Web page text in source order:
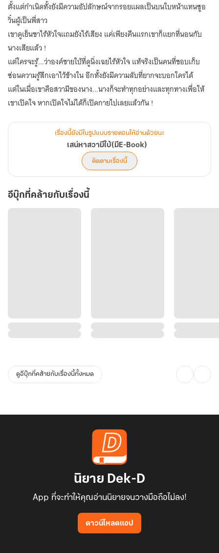
ตั้งแต่กำเนิดทั้งยังมีความอัปลักษณ์จากรอยแผลเป็นบนใบหน้าแทนซูอ
วิ๋นผู้เป็นพี่สาว
เขาดูเย็นชาไร้หัวใจแถมยังไร้เสียง แค่เพียงคืนแรกเขาก็แยกที่นอนกับ
นางเสียแล้ว !
แต่ใครจะรู้...ว่าองค์ชายใบ้ที่ดูนิ่งเฉยไร้หัวใจ แท้จริงเป็นคนที่ชอบเก็บ
ซ่อนความรู้สึกเอาไว้ข้างใน อีกทั้งยังมีความลับที่ยากจะบอกใครได้
แต่ในเมื่อเขาคือสวามีของนาง...นางก็จะทำทุกอย่างและทุกทางเพื่อให้
เรื่องนี้ยังมีในรูปแบบรายตอนให้อ่านด้วยนะ
เสน่หาสวามีใบ้(มีE-Book)
ติดตามเรื่องนี้
อีบุ๊กที่คล้ายกับเรื่องนี้
ดูอีบุ๊กที่คล้ายกับเรื่องนี้ทั้งหมด
นิยาย Dek-D
App ที่จะทำให้คุณอ่านนิยายจนวางมือถือไม่ลง!
ดาวน์โหลดแอป